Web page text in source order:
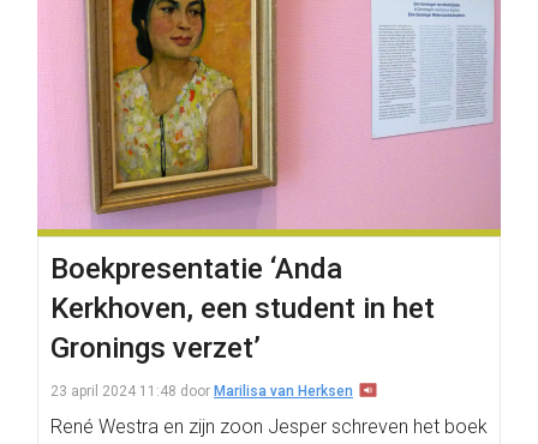
Boekpresentatie ‘Anda
Kerkhoven, een student in het
Gronings verzet’
23 april 2024 11:48 door Marilisa van Herksen
René Westra en zijn zoon Jesper schreven het boek